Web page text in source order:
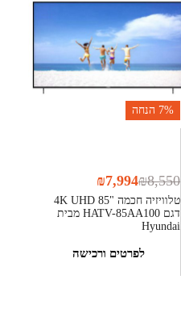
7% הנחה
טלוויזיה חכמה "85 4K UHD
דגם HATV-85AA100 מבית
Hyundai
₪8,550
₪7,994
לפרטים ורכישה